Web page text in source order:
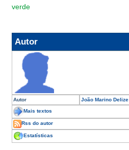
verde
Autor
Autor João Marino Delize
Mais textos
Rss do autor
Estatísticas